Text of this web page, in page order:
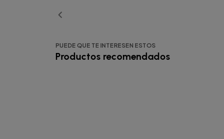
PUEDE QUE TE INTERESEN ESTOS
Productos recomendados